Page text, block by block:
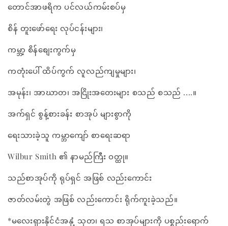
တောင်အာဖရိက ပင်လယ်ကမ်းစပ်မှ
စိန် တူးဖော်ရေး လုပ်ငန်းများ၊
ကမ္ဘာ့ စိန်စျေးကွက်မှ
ကတုံးပေါ် ထိပ်ကွက် လူလည်ကျမှုများ၊
အမုန်း၊ အာဃာတ၊ အငြိုးအတေးများ စသည် စသည် ....။
အက်ရှင် စွန့်စားခန်း စာအုပ် များစွာကို
ရေးသားခဲ့သူ ကမ္ဘာကျော် စာရေးဆရာ
Wilbur Smith ၏ နာမည်ကြီး ဝတ္ထု။
သည်စာအုပ်ကို ရုပ်ရှင် အဖြစ် လည်းကောင်း
ဇာတ်လမ်းတွဲ အဖြစ် လည်းကောင်း ရိုက်ကူးခဲ့သည်။
*မလေးရှားနိုင်ငံအနှံ့ သုတ၊ ရသ စာအုပ်များကို ပစ္စည်းရောက်